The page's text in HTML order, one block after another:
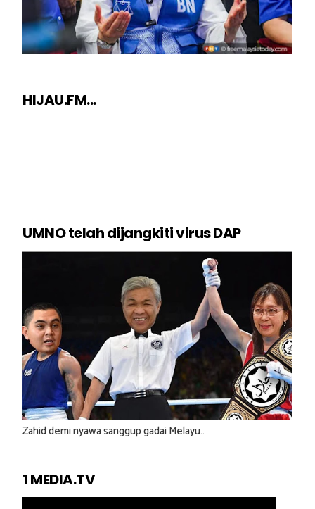
HIJAU.FM...
UMNO telah dijangkiti virus DAP
Zahid demi nyawa sanggup gadai Melayu..
1 MEDIA.TV